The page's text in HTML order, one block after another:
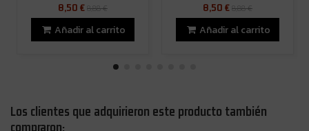
8,50 €8,88 €
Añadir al carrito
8,50 €8,88 €
Añadir al carrito
Los clientes que adquirieron este producto también
compraron: